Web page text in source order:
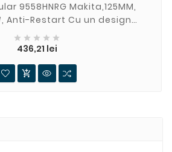
9558HNRG Makita,125MM,
Cu un design
unghiular de 840W prezintă
o...
    
436,21 leiPret
